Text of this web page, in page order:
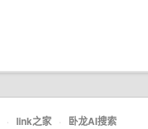
· link之家 · 卧龙AI搜索